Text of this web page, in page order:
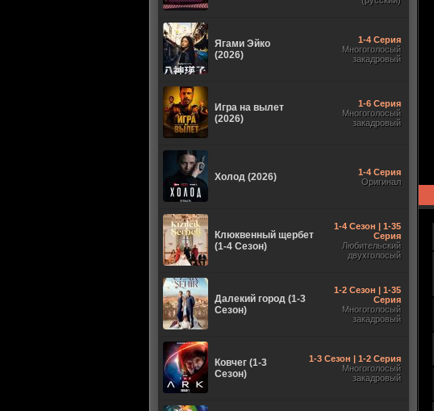
Ягами Эйко
(2026)
1-4 Серия
Многоголосый
закадровый
Игра на вылет
(2026)
1-6 Серия
Многоголосый
закадровый
Холод (2026)
1-4 Серия
Оригинал
Клюквенный щербет
(1-4 Сезон)
1-4 Сезон | 1-35
Серия
Любительский
двухголосый
Далекий город (1-3
Сезон)
1-2 Сезон | 1-35
Серия
Многоголосый
закадровый
Ковчег (1-3
Сезон)
1-3 Сезон | 1-2 Серия
Многоголосый
закадровый